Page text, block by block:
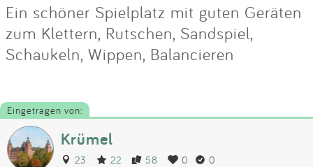
Ein schöner Spielplatz mit guten Geräten
zum Klettern, Rutschen, Sandspiel,
Schaukeln, Wippen, Balancieren
Eingetragen von:
Krümel
23 22 58 0 0